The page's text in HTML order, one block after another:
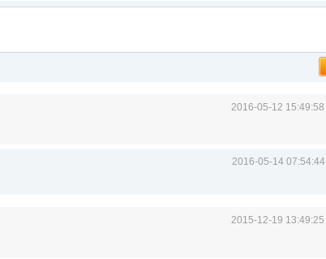
2016-05-12 15:49:58
2016-05-14 07:54:44
2015-12-19 13:49:25